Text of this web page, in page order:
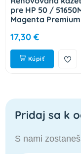
pre HP 50 /
Magenta
17,30 €
Kúpiť
Pridaj sa k
S nami